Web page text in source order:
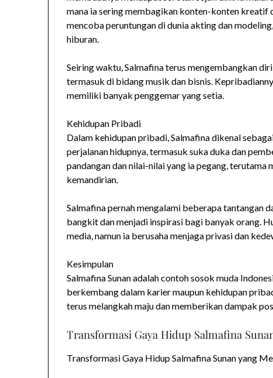
mana ia sering membagikan konten-konten kreatif
mencoba peruntungan di dunia akting dan
hiburan.
Seiring waktu, Salmafina terus mengembangkan
termasuk di bidang musik dan bisnis.
memiliki banyak penggemar yang setia.
Kehidupan Pribadi
Dalam kehidupan pribadi, Salmafina dikenal
perjalanan hidupnya, termasuk suka duka dan
pandangan dan nilai-nilai yang ia pegang,
kemandirian.
Salmafina pernah mengalami beberapa tantangan
bangkit dan menjadi inspirasi bagi banyak orang.
media, namun ia berusaha menjaga privasi dan
Kesimpulan
Salmafina Sunan adalah contoh sosok muda
berkembang dalam karier maupun kehidupan
terus melangkah maju dan memberikan dampak
Transformasi Gaya Hidup Salmafina
Transformasi Gaya Hidup Salmafina Sunan yang